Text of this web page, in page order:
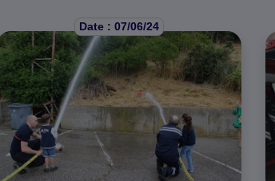
Date : 07/06/24